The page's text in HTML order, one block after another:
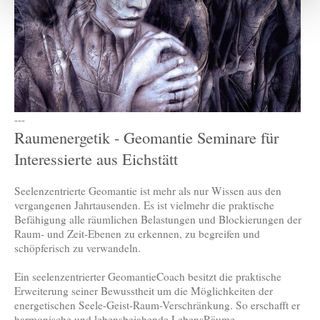
---
Raumenergetik - Geomantie Seminare für
Interessierte aus Eichstätt
Seelenzentrierte Geomantie ist mehr als nur Wissen aus den
vergangenen Jahrtausenden. Es ist vielmehr die praktische
Befähigung alle räumlichen Belastungen und Blockierungen der
Raum- und Zeit-Ebenen zu erkennen, zu begreifen und
schöpferisch zu verwandeln.
Ein seelenzentrierter GeomantieCoach besitzt die praktische
Erweiterung seiner Bewusstheit um die Möglichkeiten der
energetischen Seele-Geist-Raum-Verschränkung. So erschafft er